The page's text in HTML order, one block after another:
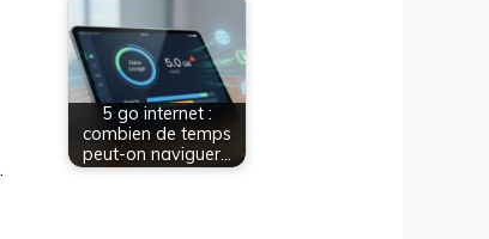
5 go internet :
combien de temps
peut-on naviguer…